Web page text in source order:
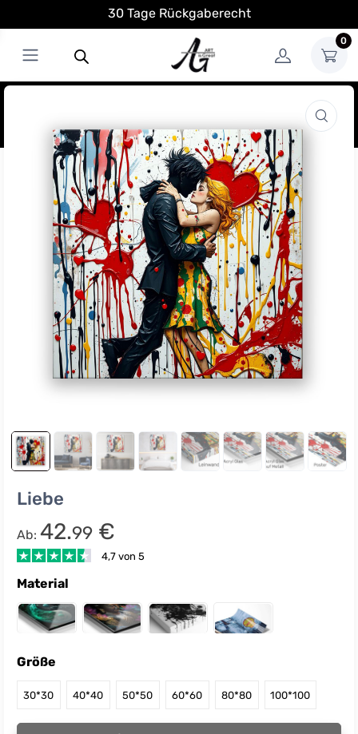
30 Tage Rückgaberecht
0
Liebe
Ab: 42.99 €
4,7 von 5
Material
Größe
30*30 40*40 50*50 60*60 80*80 100*100